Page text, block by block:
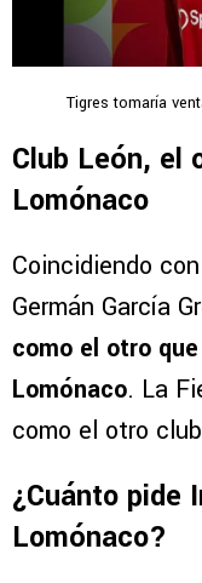
Tigres tomaría
Club León, el
Lomónaco
Coincidiendo
Germán García
como el otro
Lomónaco. La
como el otro
¿Cuánto pide
Lomónaco?